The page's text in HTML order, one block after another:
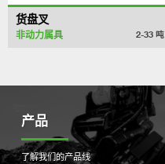
货盘叉
非动力属具 2-33 吨
产品
了解我们的产品线